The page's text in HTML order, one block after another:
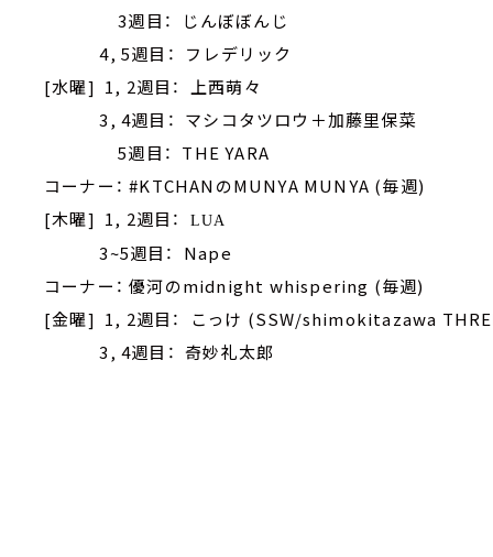
3週目： じんぼぼんじ
4, 5週目： フレデリック
[水曜] 1, 2週目： 上西萌々
3, 4週目： マシコタツロウ＋加藤里保菜
5週目： THE YARA
コーナー： #KTCHANのMUNYA MUNYA (毎週)
[木曜] 1, 2週目：
LUA
3~5週目： Nape
コーナー： 優河のmidnight whispering (毎週)
[金曜] 1, 2週目： こっけ (SSW/shimokitazawa
3, 4週目： 奇妙礼太郎